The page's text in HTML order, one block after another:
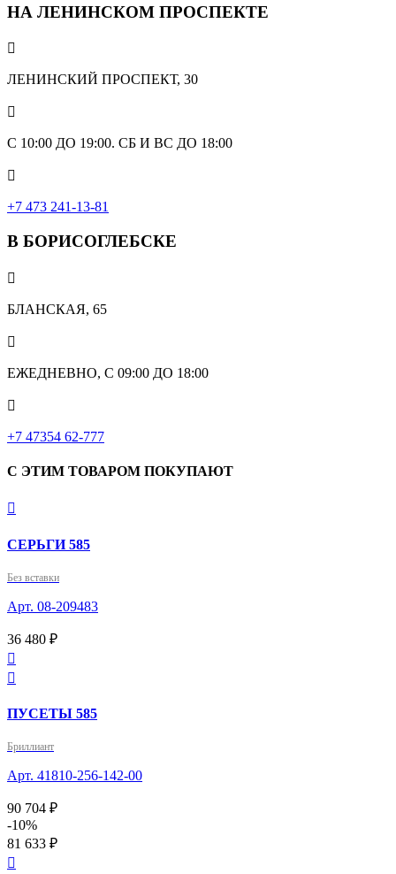
НА ЛЕНИНСКОМ ПРОСПЕКТЕ

ЛЕНИНСКИЙ ПРОСПЕКТ, 30

С 10:00 ДО 19:00. СБ И ВС ДО 18:00

+7 473 241-13-81
В БОРИСОГЛЕБСКЕ

БЛАНСКАЯ, 65

ЕЖЕДНЕВНО, С 09:00 ДО 18:00

‎+7 47354 62-777
С ЭТИМ ТОВАРОМ ПОКУПАЮТ

СЕРЬГИ 585
Без вставки
Арт. 08-209483
36 480 ₽


ПУСЕТЫ 585
Бриллиант
Арт. 41810-256-142-00
90 704 ₽
-10%
81 633 ₽
